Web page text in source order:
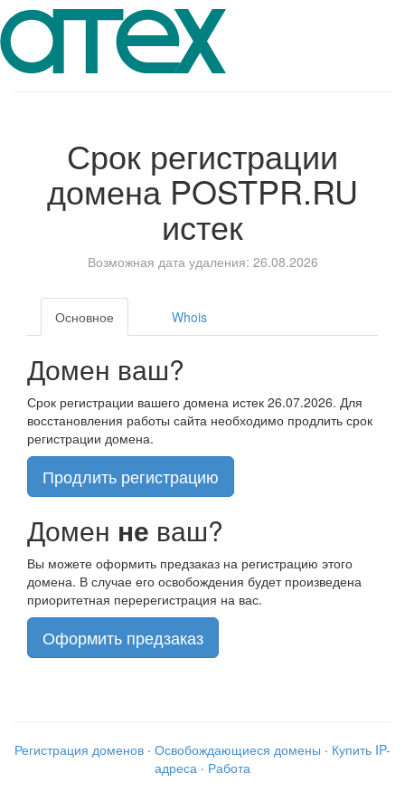
Срок регистрации
домена POSTPR.RU
истек
Возможная дата удаления: 26.08.2026
Основное Whois
Домен ваш?
Срок регистрации вашего домена истек 26.07.2026. Для
восстановления работы сайта необходимо продлить срок
регистрации домена.
Продлить регистрацию
Домен не ваш?
Вы можете оформить предзаказ на регистрацию этого
домена. В случае его освобождения будет произведена
приоритетная перерегистрация на вас.
Оформить предзаказ
Регистрация доменов · Освобождающиеся домены · Купить IP-
адреса · Работа